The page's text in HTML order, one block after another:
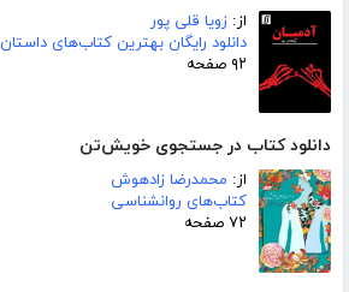
از: زویا قلی پور
دانلود رایگان بهترین کتاب‌های داستان
۹۲ صفحه
دانلود کتاب در جستجوی خویش‌تن
از: محمدرضا زادهوش
کتاب‌های روانشناسی
۷۲ صفحه